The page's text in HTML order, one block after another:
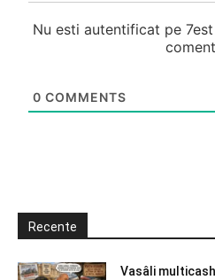
Nu esti autentificat pe
0 COMMENTS
Recente
Vasâli